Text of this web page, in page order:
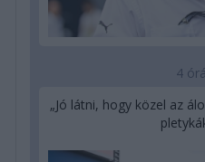
4
„Jó látni, hogy közel az